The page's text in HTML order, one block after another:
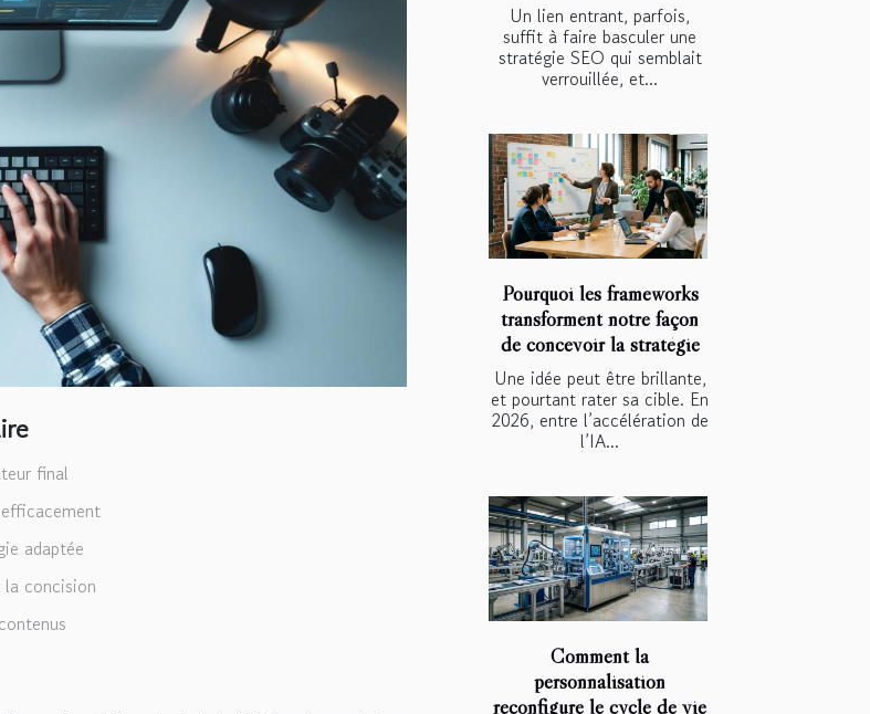
final
adaptée
concision
Un lien entrant, parfois,
suffit à faire basculer une
stratégie SEO qui semblait
verrouillée, et...
Pourquoi les frameworks
transforment notre façon
de concevoir la stratégie
Une idée peut être brillante,
et pourtant rater sa cible. En
2026, entre l’accélération de
l’IA...
Comment la
personnalisation
reconfigure le cycle de vie